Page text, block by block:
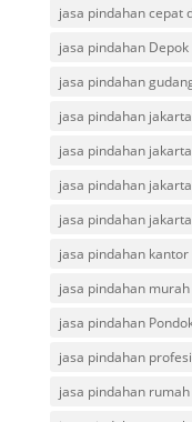
jasa pindahan cepat
jasa pindahan Depok
jasa pindahan
jasa pindahan jakarta
jasa pindahan
jasa pindahan
jasa pindahan
jasa pindahan kantor
jasa pindahan murah
jasa pindahan
jasa pindahan
jasa pindahan rumah